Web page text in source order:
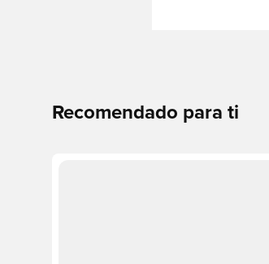
Recomendado para ti